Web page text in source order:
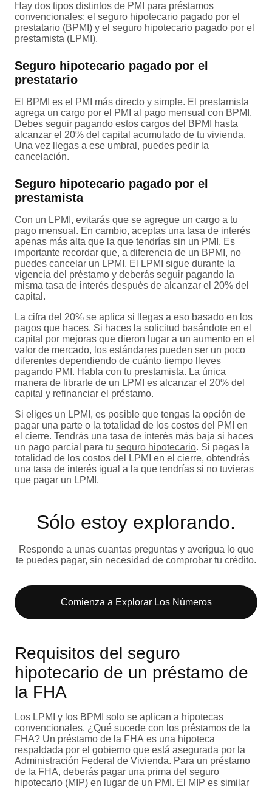
Hay dos tipos distintos de PMI para préstamos
convencionales: el seguro hipotecario pagado por el
prestatario (BPMI) y el seguro hipotecario pagado por el
prestamista (LPMI).
Seguro hipotecario pagado por el
prestatario
El BPMI es el PMI más directo y simple. El prestamista
agrega un cargo por el PMI al pago mensual con BPMI.
Debes seguir pagando estos cargos del BPMI hasta
alcanzar el 20% del capital acumulado de tu vivienda.
Una vez llegas a ese umbral, puedes pedir la
cancelación.
Seguro hipotecario pagado por el
prestamista
Con un LPMI, evitarás que se agregue un cargo a tu
pago mensual. En cambio, aceptas una tasa de interés
apenas más alta que la que tendrías sin un PMI. Es
importante recordar que, a diferencia de un BPMI, no
puedes cancelar un LPMI. El LPMI sigue durante la
vigencia del préstamo y deberás seguir pagando la
misma tasa de interés después de alcanzar el 20% del
capital.
La cifra del 20% se aplica si llegas a eso basado en los
pagos que haces. Si haces la solicitud basándote en el
capital por mejoras que dieron lugar a un aumento en el
valor de mercado, los estándares pueden ser un poco
diferentes dependiendo de cuánto tiempo lleves
pagando PMI. Habla con tu prestamista. La única
manera de librarte de un LPMI es alcanzar el 20% del
capital y refinanciar el préstamo.
Si eliges un LPMI, es posible que tengas la opción de
pagar una parte o la totalidad de los costos del PMI en
el cierre. Tendrás una tasa de interés más baja si haces
un pago parcial para tu seguro hipotecario. Si pagas la
totalidad de los costos del LPMI en el cierre, obtendrás
una tasa de interés igual a la que tendrías si no tuvieras
que pagar un LPMI.
Sólo estoy explorando​.
Responde a unas cuantas preguntas y averigua lo que
te puedes pagar, sin necesidad de comprobar tu crédito.
Comienza a Explorar Los Números​
Requisitos del seguro
hipotecario de un préstamo de
la FHA
Los LPMI y los BPMI solo se aplican a hipotecas
convencionales. ¿Qué sucede con los préstamos de la
FHA? Un préstamo de la FHA es una hipoteca
respaldada por el gobierno que está asegurada por la
Administración Federal de Vivienda. Para un préstamo
de la FHA, deberás pagar una prima del seguro
hipotecario (MIP) en lugar de un PMI. El MIP es similar